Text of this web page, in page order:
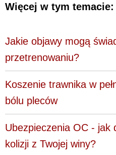
Więcej w tym temacie:
Jakie objawy mogą
przetrenowaniu?
Koszenie trawnika w
bólu pleców
Ubezpieczenia OC - jak
kolizji z Twojej winy?